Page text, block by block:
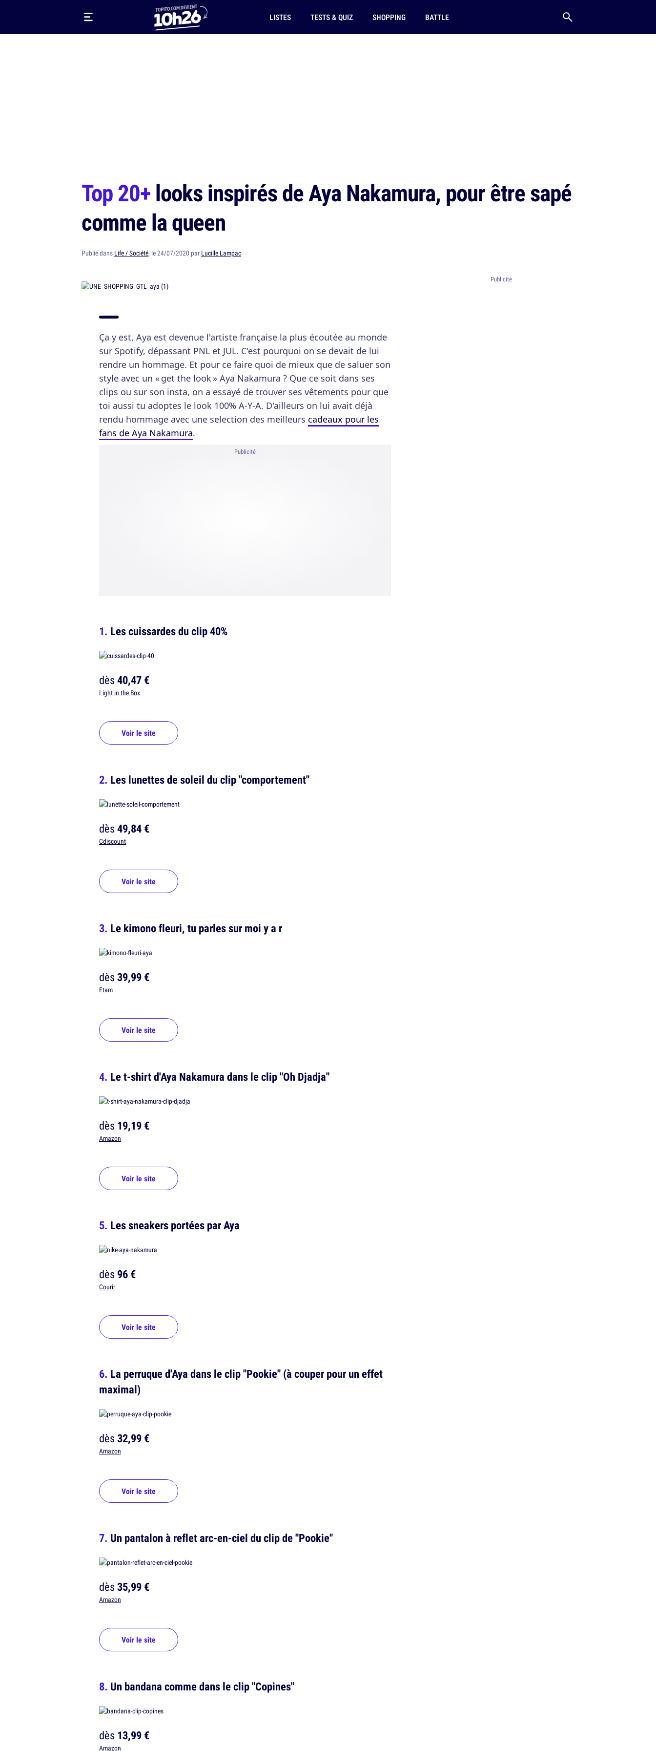
LISTES TESTS & QUIZ SHOPPING BATTLE
Top 20+looks inspirés de Aya Nakamura, pour être sapé
comme la queen
Publié dans Life / Société, le 24/07/2020 par Lucille Lampac
Ça y est, Aya est devenue l'artiste française la plus écoutée au monde
sur Spotify, dépassant PNL et JUL. C'est pourquoi on se devait de lui
rendre un hommage. Et pour ce faire quoi de mieux que de saluer son
style avec un « get the look » Aya Nakamura ? Que ce soit dans ses
clips ou sur son insta, on a essayé de trouver ses vêtements pour que
toi aussi tu adoptes le look 100% A-Y-A. D'ailleurs on lui avait déjà
rendu hommage avec une selection des meilleurs cadeaux pour les
fans de Aya Nakamura.
Publicité
Les cuissardes du clip 40%
dès40,47 €
Light in the Box
Voir le site
Les lunettes de soleil du clip "comportement"
dès49,84 €
Cdiscount
Voir le site
Le kimono fleuri, tu parles sur moi y a r
dès39,99 €
Etam
Voir le site
Le t-shirt d'Aya Nakamura dans le clip "Oh Djadja"
dès19,19 €
Amazon
Voir le site
Les sneakers portées par Aya
dès96 €
Courir
Voir le site
La perruque d'Aya dans le clip "Pookie" (à couper pour un effet
maximal)
dès32,99 €
Amazon
Voir le site
Un pantalon à reflet arc-en-ciel du clip de "Pookie"
dès35,99 €
Amazon
Voir le site
Un bandana comme dans le clip "Copines"
dès13,99 €
Amazon